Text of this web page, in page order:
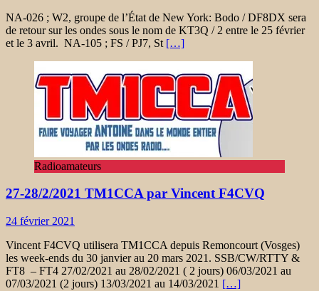
NA-026 ; W2, groupe de l’État de New York: Bodo / DF8DX sera
de retour sur les ondes sous le nom de KT3Q / 2 entre le 25 février
et le 3 avril. NA-105 ; FS / PJ7, St […]
Radioamateurs
27-28/2/2021 TM1CCA par Vincent F4CVQ
24 février 2021
Vincent F4CVQ utilisera TM1CCA depuis Remoncourt (Vosges)
les week-ends du 30 janvier au 20 mars 2021. SSB/CW/RTTY &
FT8 – FT4 27/02/2021 au 28/02/2021 ( 2 jours) 06/03/2021 au
07/03/2021 (2 jours) 13/03/2021 au 14/03/2021 […]